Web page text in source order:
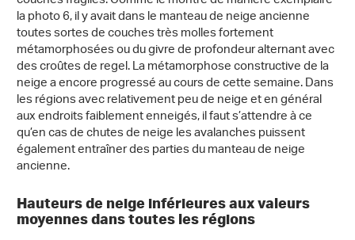
la photo 6, il y avait dans le manteau de neige ancienne
toutes sortes de couches très molles fortement
métamorphosées ou du givre de profondeur alternant avec
des croûtes de regel. La métamorphose constructive de la
neige a encore progressé au cours de cette semaine. Dans
les régions avec relativement peu de neige et en général
aux endroits faiblement enneigés, il faut s’attendre à ce
qu’en cas de chutes de neige les avalanches puissent
également entraîner des parties du manteau de neige
ancienne.
Hauteurs de neige inférieures aux valeurs
moyennes dans toutes les régions